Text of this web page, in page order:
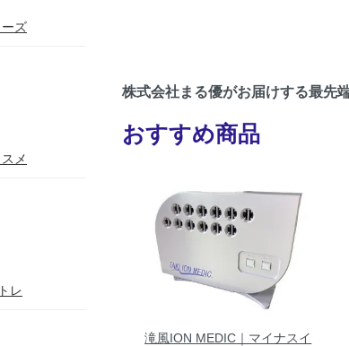
株式会社まる優がお届けする最先
おすすめ商品
滝風ION MEDIC｜マイナスイ
ズ
メ
レ